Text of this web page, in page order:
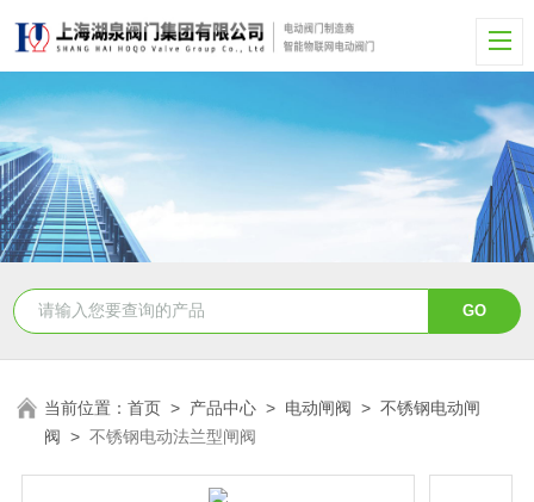
当前位置：首页 > 产品中心 > 电动闸阀 >不锈钢电动闸
阀 >不锈钢电动法兰型闸阀